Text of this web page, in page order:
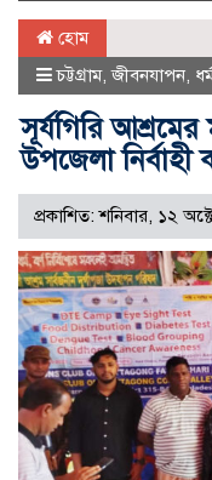
হোম
চট্টগ্রাম,জীবনযাপন,
সূর্যগিরি
উপজেলা নির্বাহী
প্রকাশিত: শনিবার, ১২